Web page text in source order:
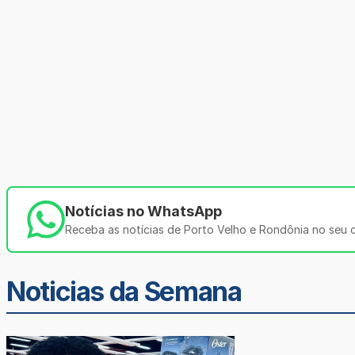
Notícias no WhatsApp
Receba as notícias de Porto Velho e Rondônia no seu
Noticias da Semana